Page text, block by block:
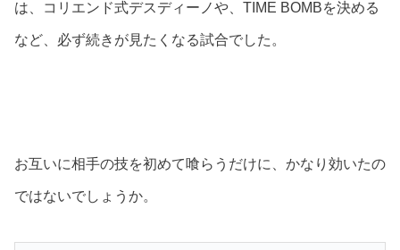
は、コリエンド式デスディーノや、TIME BOMBを決める
など、必ず続きが見たくなる試合でした。
お互いに相手の技を初めて喰らうだけに、かなり効いたの
ではないでしょうか。